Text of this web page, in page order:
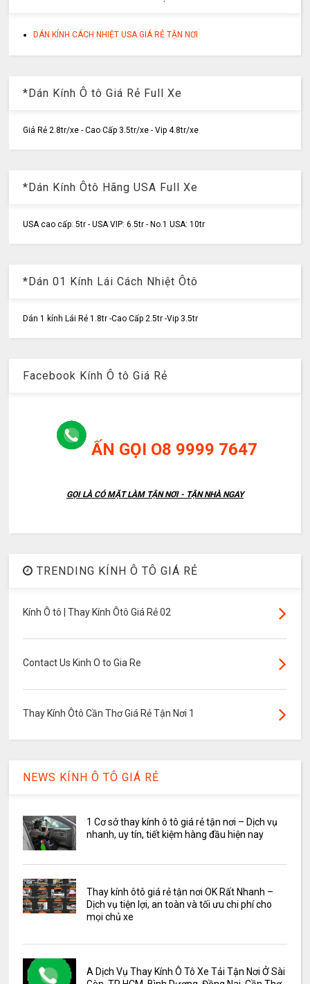
DÁN KÍNH CÁCH NHIỆT USA GIÁ RẺ TẬN NƠI
*Dán Kính Ô tô Giá Rẻ Full Xe
Giá Rẻ 2.8tr/xe - Cao Cấp 3.5tr/xe - Vip 4.8tr/xe
*Dán Kính Ôtô Hãng USA Full Xe
USA cao cấp: 5tr - USA VIP: 6.5tr - No.1 USA: 10tr
*Dán 01 Kính Lái Cách Nhiệt Ôtô
Dán 1 kính Lái Rẻ 1.8tr -Cao Cấp 2.5tr -Vip 3.5tr
Facebook Kính Ô tô Giá Rẻ
ẤN GỌI O8 9999 7647
GỌI LÀ CÓ MẶT LÀM TẬN NƠI - TẬN NHÀ NGAY
TRENDING KÍNH Ô TÔ GIÁ RẺ
Kính Ô tô | Thay Kính Ôtô Giá Rẻ 02
Contact Us Kinh O to Gia Re
Thay Kính Ôtô Cần Thơ Giá Rẻ Tận Nơi 1
NEWS KÍNH Ô TÔ GIÁ RẺ
1 Cơ sở thay kính ô tô giá rẻ tận nơi – Dịch vụ
nhanh, uy tín, tiết kiệm hàng đầu hiện nay
Thay kính ôtô giá rẻ tận nơi OK Rất Nhanh –
Dịch vụ tiện lợi, an toàn và tối ưu chi phí cho
mọi chủ xe
A Dịch Vụ Thay Kính Ô Tô Xe Tải Tận Nơi Ở Sài